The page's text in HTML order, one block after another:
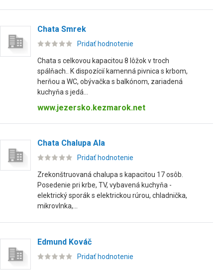
Chata Smrek
Pridať hodnotenie
Chata s celkovou kapacitou 8 lôžok v troch
spálňach.. K dispozícií kamenná pivnica s krbom,
herňou a WC, obývačka s balkónom, zariadená
kuchyňa s jedá...
www.jezersko.kezmarok.net
Chata Chalupa Ala
Pridať hodnotenie
Zrekonštruovaná chalupa s kapacitou 17 osôb.
Posedenie pri krbe, TV, vybavená kuchyňa -
elektrický sporák s elektrickou rúrou, chladnička,
mikrovlnka,...
Edmund Kováč
Pridať hodnotenie